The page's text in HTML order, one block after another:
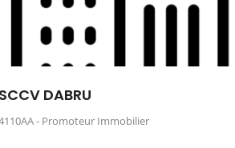
SCCV DABRU
- Promoteur Immobilier